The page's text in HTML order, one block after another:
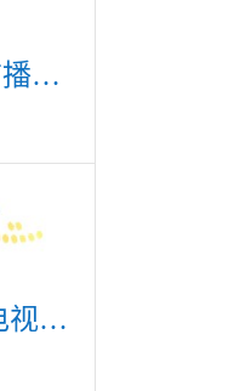
2025年Cabsat迪拜广播电视展
2026中国国际广播电视信息网络展览会展